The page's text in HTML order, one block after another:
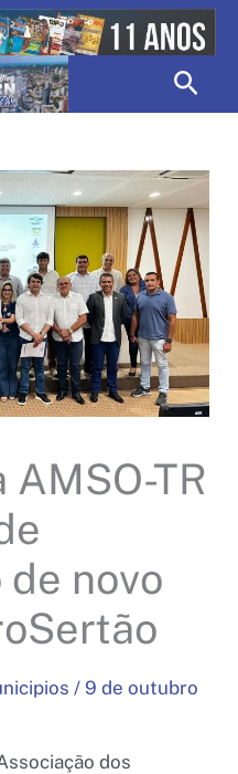
TR
novo
/ 9 de outubro
dos